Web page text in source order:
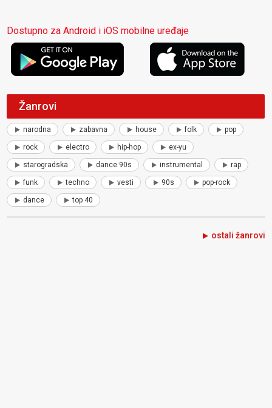
Dostupno za Android i iOS mobilne uređaje
Žanrovi
narodna zabavna house folk pop
rock electro hip-hop ex-yu
starogradska dance 90s instrumental rap
funk techno vesti 90s pop-rock
dance top 40
ostali žanrovi